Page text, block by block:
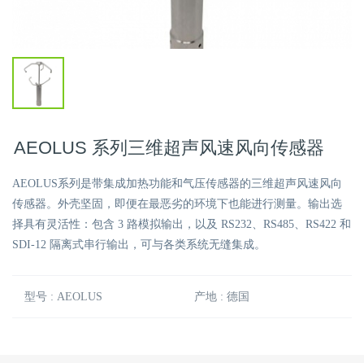
AEOLUS 系列三维超声风速风向传感器
AEOLUS系列是带集成加热功能和气压传感器的三维超声风速风向
传感器。外壳坚固，即便在最恶劣的环境下也能进行测量。输出选
择具有灵活性：包含 3 路模拟输出，以及 RS232、RS485、RS422 和
SDI-12 隔离式串行输出，可与各类系统无缝集成。
型号 : AEOLUS 产地 : 德国